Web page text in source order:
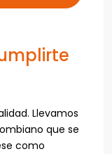
Llevamos
que se
como